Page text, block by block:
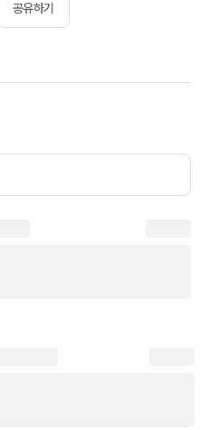
공유하기